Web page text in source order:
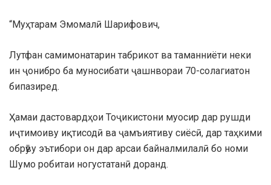
“Муҳтарам Эмомалӣ Шарифович,
Лутфан самимонатарин табрикот ва таманниёти неки
ин ҷонибро ба муносибати ҷашнвораи 70-солагиатон
бипазиред.
Ҳамаи дастовардҳои Тоҷикистони муосир дар рушди
иҷтимоиву иқтисодӣ ва ҷамъиятиву сиёсӣ, дар таҳкими
обрӯву эътибори он дар арсаи байналмилалӣ бо номи
Шумо робитаи ногустатанӣ доранд.